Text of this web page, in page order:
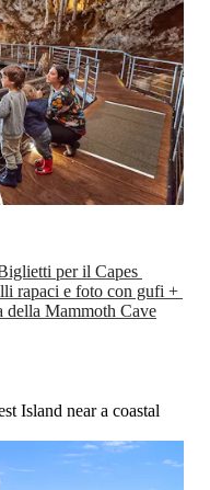
per il Capes
rapaci e foto con gufi +
della Mammoth Cave
Island near a coastal